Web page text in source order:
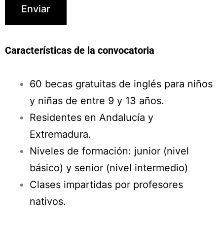
Características de la convocatoria
60 becas gratuitas de inglés para niños
y niñas de entre 9 y 13 años.
Residentes en Andalucía y
Extremadura.
Niveles de formación: junior (nivel
básico) y senior (nivel intermedio)
Clases impartidas por profesores
nativos.